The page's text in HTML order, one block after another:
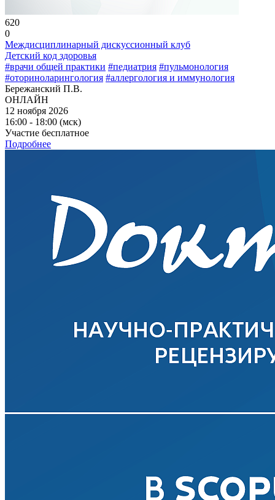
620
0
Междисциплинарный дискуссионный клуб
Детский код здоровья
#врачи общей практики #педиатрия #пульмонология
#оториноларингология #аллергология и иммунология
Бережанский П.В.
ОНЛАЙН
12 ноября 2026
16:00 - 18:00 (мск)
Участие бесплатное
Подробнее